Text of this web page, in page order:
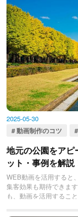
2025-05-30
動画制作のコツ
地元の公園をアピ
ット・事例を解説
WEB動画を活用すると
集客効果も期待できま
も、動画を活用するこ